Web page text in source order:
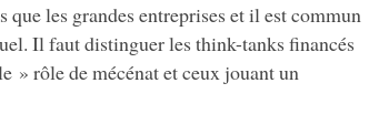
que les grandes entreprises et il est commun
Il faut distinguer les think-tanks financés
» rôle de mécénat et ceux jouant un